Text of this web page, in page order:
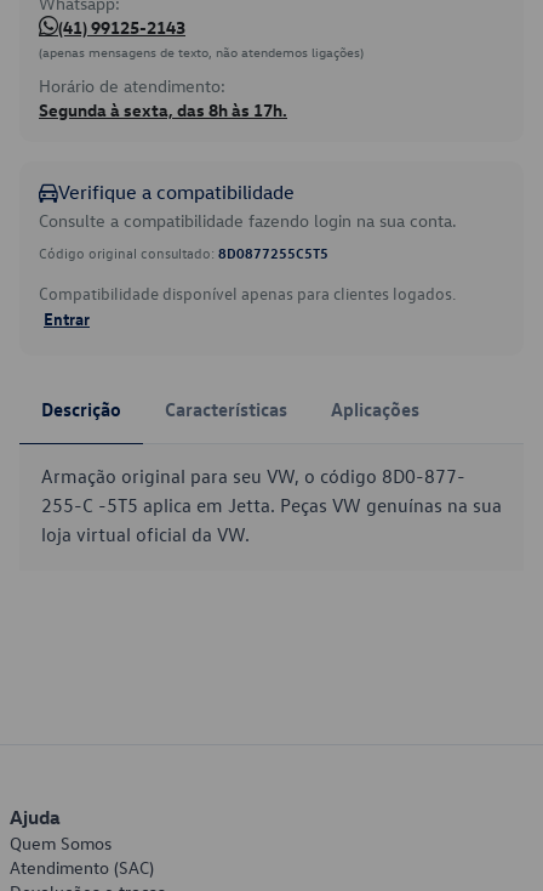
(41) 99125-2143
(apenas mensagens de texto, não atendemos ligações)
Horário de atendimento:
Segunda à sexta, das 8h às 17h.
Verifique a compatibilidade
Consulte a compatibilidade fazendo login na sua conta.
Código original consultado: 8D0877255C5T5
Compatibilidade disponível apenas para clientes logados.
Entrar
Descrição Características Aplicações
Armação original para seu VW, o código 8D0-877-
255-C -5T5 aplica em Jetta. Peças VW genuínas na sua
loja virtual oficial da VW.
Ajuda
Quem Somos
Atendimento (SAC)